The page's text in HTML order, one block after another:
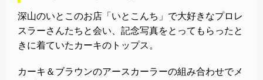
深山のいとこのお店「いとこんち」で大好きなプロレ
スラーさんたちと会い、記念写真をとってもらったと
きに着ていたカーキのトップス。
カーキ＆ブラウンのアースカーラーの組み合わせでメ